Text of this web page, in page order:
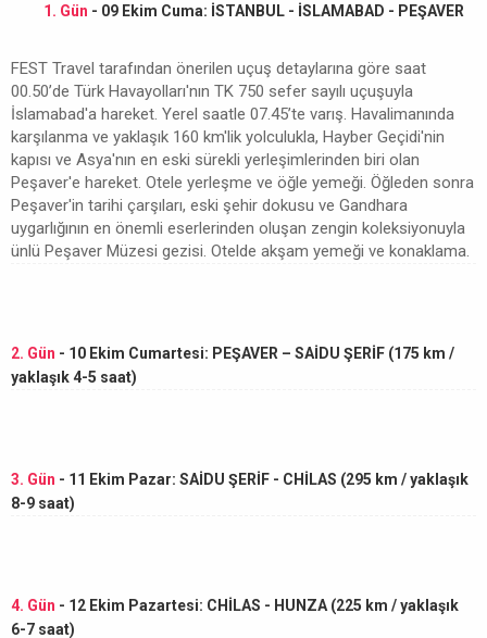
1. Gün - 09 Ekim Cuma: İSTANBUL - İSLAMABAD - PEŞAVER
FEST Travel tarafından önerilen uçuş detaylarına göre saat
00.50’de Türk Havayolları'nın TK 750 sefer sayılı uçuşuyla
İslamabad'a hareket. Yerel saatle 07.45’te varış. Havalimanında
karşılanma ve yaklaşık 160 km'lik yolculukla, Hayber Geçidi'nin
kapısı ve Asya'nın en eski sürekli yerleşimlerinden biri olan
Peşaver'e hareket. Otele yerleşme ve öğle yemeği. Öğleden sonra
Peşaver'in tarihi çarşıları, eski şehir dokusu ve Gandhara
uygarlığının en önemli eserlerinden oluşan zengin koleksiyonuyla
ünlü Peşaver Müzesi gezisi. Otelde akşam yemeği ve konaklama.
2. Gün - 10 Ekim Cumartesi: PEŞAVER – SAİDU ŞERİF (175 km /
yaklaşık 4-5 saat)
3. Gün - 11 Ekim Pazar: SAİDU ŞERİF - CHİLAS (295 km / yaklaşık
8-9 saat)
4. Gün - 12 Ekim Pazartesi: CHİLAS - HUNZA (225 km / yaklaşık
6-7 saat)